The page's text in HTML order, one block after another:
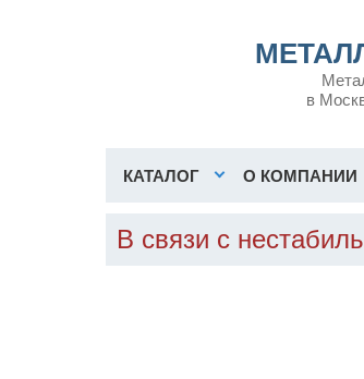
в
КАТАЛОГ О КОМПАНИИ
В связи с